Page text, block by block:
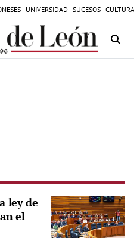
UNIVERSIDAD SUCESOS
ley de
el